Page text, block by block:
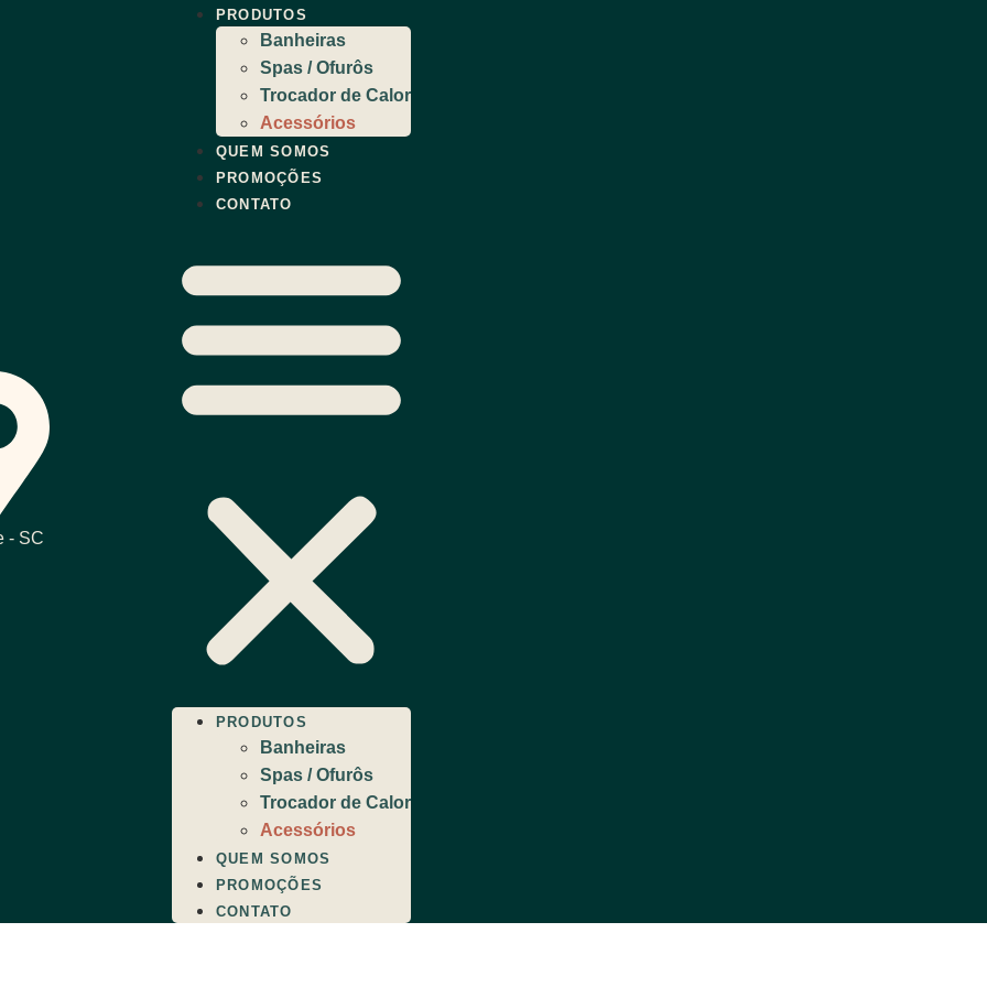
- SC
PRODUTOS
Banheiras
Spas / Ofurôs
Trocador de Calor
Acessórios
QUEM SOMOS
PROMOÇÕES
CONTATO
PRODUTOS
Banheiras
Spas / Ofurôs
Trocador de Calor
Acessórios
QUEM SOMOS
PROMOÇÕES
CONTATO